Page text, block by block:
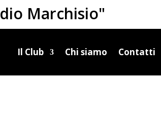
Marchisio"
Il Club Chi siamo Contatti